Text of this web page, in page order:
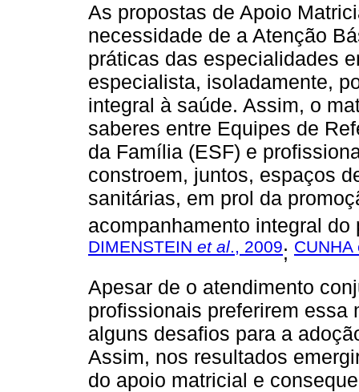
As propostas de Apoio
necessidade de a Atenção
práticas das especialidades
especialista, isoladamente,
integral à saúde. Assim, o
saberes entre Equipes de
da Família (ESF) e
constroem, juntos, espaços
sanitárias, em prol da
acompanhamento integral do
DIMENSTEIN et al., 2009; CUNHA
Apesar de o atendimento
profissionais preferirem essa
alguns desafios para a
Assim, nos resultados
do apoio matricial e